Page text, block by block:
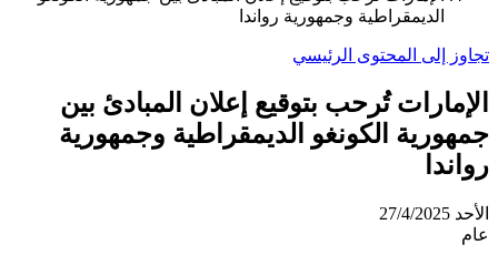
الديمقراطية وجمهورية رواندا
تجاوز إلى المحتوى الرئيسي
الإمارات تُرحب بتوقيع إعلان المبادئ بين
جمهورية الكونغو الديمقراطية وجمهورية
رواندا
الأحد 27/4/2025
عام